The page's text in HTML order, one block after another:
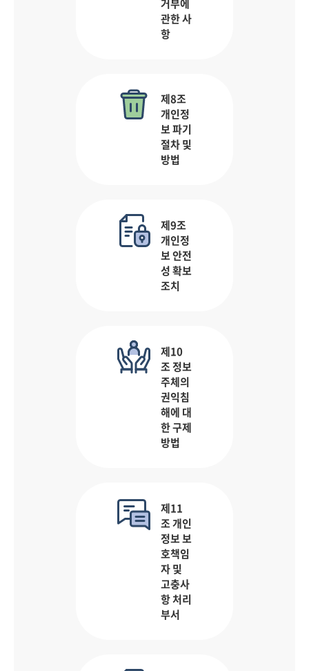
거부에
관한 사
항
제8조
개인정
보 파기
절차 및
방법
제9조
개인정
보 안전
성 확보
조치
제10
조 정보
주체의
권익침
해에 대
한 구제
방법
제11
조 개인
정보 보
호책임
자 및
고충사
항 처리
부서